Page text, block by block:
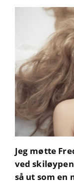
Jeg møtte
ved
så ut som